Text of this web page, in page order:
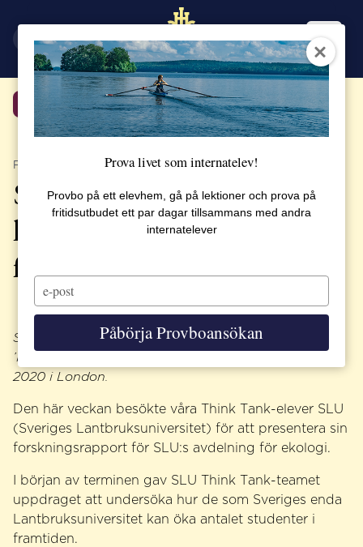
Tillbaka
PUBLICERAT 18 DECEMBER 2019
SSHL Think Tank-elever
levererade sin första
forskningsrapport
SSHL Think Tank nominerades nyligen till kategorin
’Future Thinking’ vid International School Awards
2020 i London.
Den här veckan besökte våra Think Tank-elever SLU
(Sveriges Lantbruksuniversitet) för att presentera sin
forskningsrapport för SLU:s avdelning för ekologi.
I början av terminen gav SLU Think Tank-teamet
uppdraget att undersöka hur de som Sveriges enda
Lantbruksuniversitet kan öka antalet studenter i
framtiden.
Prova livet som internatelev!
Provbo på ett elevhem, gå på lektioner och prova på
fritidsutbudet ett par dagar tillsammans med andra
internatelever
your
email
Påbörja Provboansökan